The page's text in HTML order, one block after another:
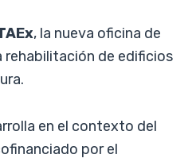
, la nueva oficina de
rehabilitación de edificios
en el contexto del
por el